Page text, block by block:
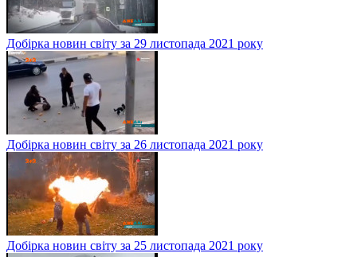
Добірка новин світу за 29 листопада 2021 року
Добірка новин світу за 26 листопада 2021 року
Добірка новин світу за 25 листопада 2021 року